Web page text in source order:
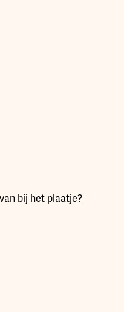
bij het plaatje?